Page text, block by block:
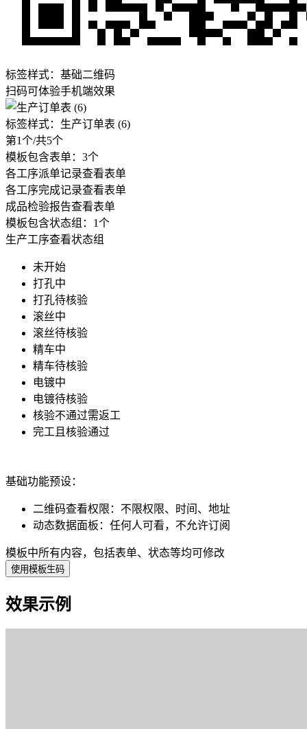
标签样式： 基础二维码
扫码可体验手机端效果
标签样式： 生产订单表 (6)
第1个/共5个
模板包含表单： 3个
各工序派单记录查看表单
各工序完成记录查看表单
成品检验报告查看表单
模板包含状态组： 1个
生产工序查看状态组
未开始
打孔中
打孔待核验
滚丝中
滚丝待核验
精车中
精车待核验
电镀中
电镀待核验
核验不通过需返工
完工且核验通过
基础功能预设：
二维码查看权限 ： 不限权限、时间、地址
动态数据面板 ： 任何人可看，不允许订阅
模板中所有内容，包括表单、状态等均可修改
使用模板生码
效果示例